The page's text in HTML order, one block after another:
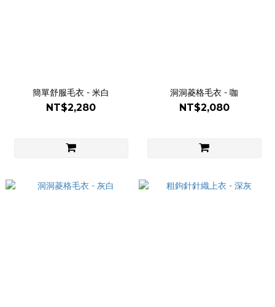
簡單舒服毛衣 - 米白
NT$2,280
洞洞菱格毛衣 - 咖
NT$2,080